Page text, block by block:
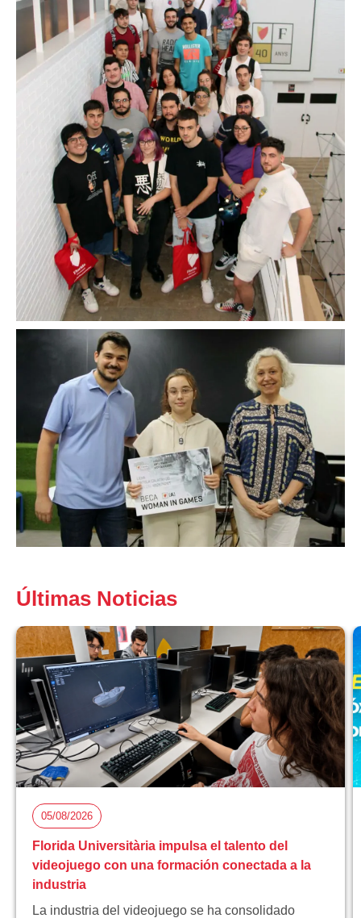
Últimas Noticias
05/08/2026
Florida Universitària impulsa el talento del
videojuego con una formación conectada a la
industria
La industria del videojuego se ha consolidado